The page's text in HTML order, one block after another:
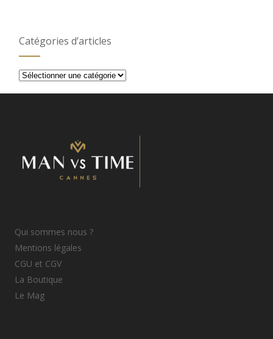
Catégories d’articles
Catégories
Qui sommes nous ?
Mentions légales
CGU et CGV
La Boutique
Le Mag